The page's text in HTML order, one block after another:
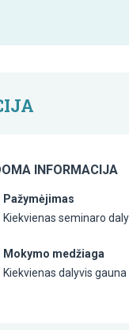
INFORMACIJA
Pažymėjimas
Kiekvienas seminaro
Mokymo medžiaga
Kiekvienas dalyvis